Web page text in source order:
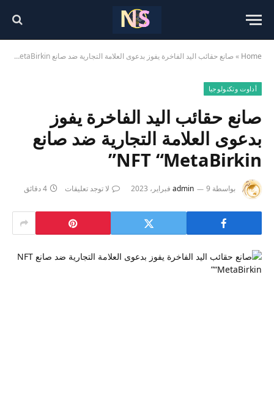
Home
»صانع حقائب اليد الفاخرة يفوز بدعوى العلامة التجارية ضد صانع NFT “MetaBirkin”
أداوت وتكنولوجيا
صانع حقائب اليد الفاخرة يفوز
بدعوى العلامة التجارية ضد صانع
NFT “MetaBirkin”
بواسطة admin 9 فبراير، 2023 لا توجد تعليقات 4 دقائق